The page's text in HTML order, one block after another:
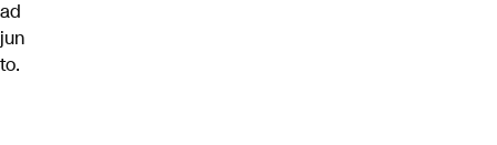
ad
jun
to.